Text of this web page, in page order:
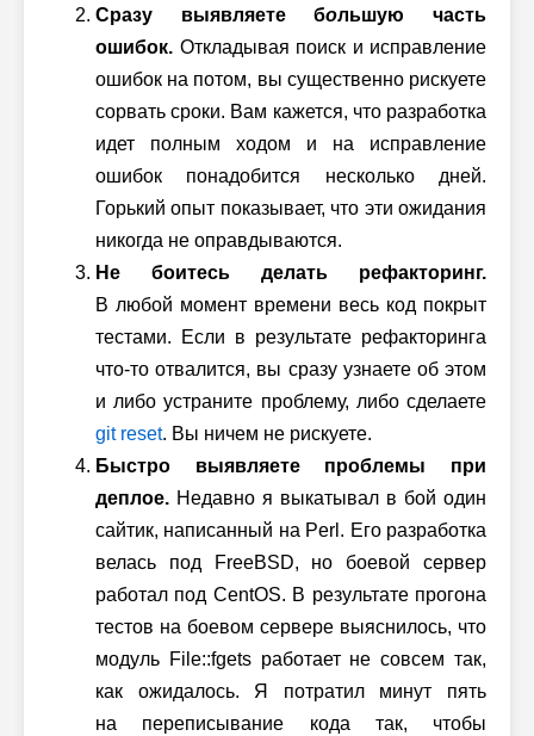
Сразу выявляете большую часть
ошибок. Откладывая поиск и исправление
ошибок на потом, вы существенно рискуете
сорвать сроки. Вам кажется, что разработка
идет полным ходом и на исправление
ошибок понадобится несколько дней.
Горький опыт показывает, что эти ожидания
никогда не оправдываются.
Не боитесь делать рефакторинг.
В любой момент времени весь код покрыт
тестами. Если в результате рефакторинга
что-то отвалится, вы сразу узнаете об этом
и либо устраните проблему, либо сделаете
git reset. Вы ничем не рискуете.
Быстро выявляете проблемы при
деплое. Недавно я выкатывал в бой один
сайтик, написанный на Perl. Его разработка
велась под FreeBSD, но боевой сервер
работал под CentOS. В результате прогона
тестов на боевом сервере выяснилось, что
модуль File::fgets работает не совсем так,
как ожидалось. Я потратил минут пять
на переписывание кода так, чтобы